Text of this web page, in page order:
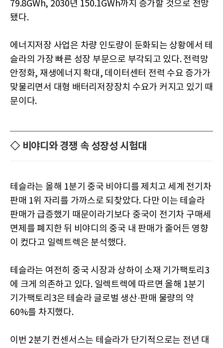
79.8GWh, 2030년 150.1GWh까지 증가할 것으로 전망
됐다.
에너지저장 사업은 차량 인도량이 둔화되는 상황에서 테
슬라의 가장 빠른 성장 부문으로 부각되고 있다. 전력망
안정화, 재생에너지 확대, 데이터센터 전력 수요 증가가
맞물리면서 대형 배터리저장장치 수요가 커지고 있기 때
문이다.
◇ 비야디와 경쟁 속 성장성 시험대
테슬라는 올해 1분기 중국 비야디를 제치고 세계 전기차
판매 1위 자리를 가까스로 되찾았다. 다만 이는 테슬라
판매가 급증했기 때문이라기보다 중국이 전기차 구매세
면제를 폐지한 뒤 비야디의 중국 내 판매가 줄어든 영향
이 컸다고 일렉트렉은 분석했다.
테슬라는 여전히 중국 시장과 상하이 소재 기가팩토리3
에 크게 의존하고 있다. 일렉트렉에 따르면 올해 1분기
기가팩토리3은 테슬라 글로벌 생산·판매 물량의 약
60%를 차지했다.
이번 2분기 컨센서스는 테슬라가 단기적으로는 전년 대